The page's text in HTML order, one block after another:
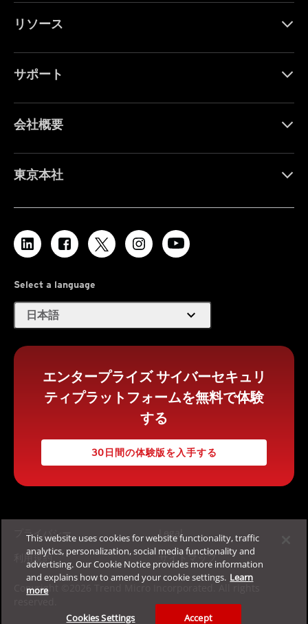
リソース
サポート
会社概要
東京本社
Select a language
日本語 expand_more
エンタープライズ サイバーセキュリ
ティプラットフォームを無料で体験
する
30日間の体験版を入手する
プライバシー
Legal
利用規約
サイトマップ
Copyright ©2026 Trend Micro Incorporated. All rights
This website uses cookies for website functionality, traffic
analytics, personalization, social media functionality and
advertising. Our Cookie Notice provides more information
and explains how to amend your cookie settings. Learn
more
Cookies Settings Accept